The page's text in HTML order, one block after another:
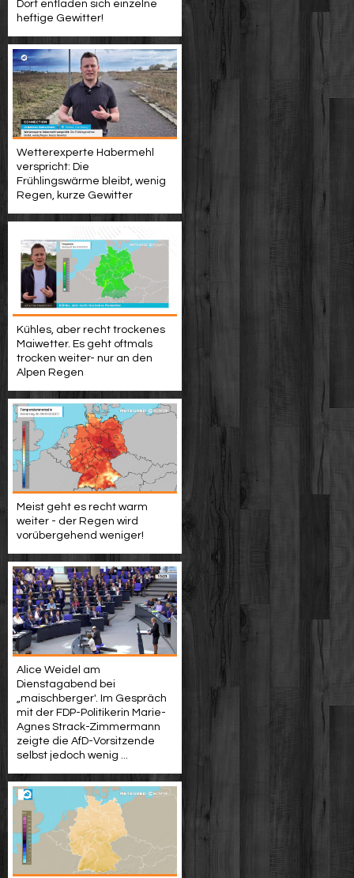
Dort entladen sich einzelne
heftige Gewitter!
Wetterexperte Habermehl
verspricht: Die
Frühlingswärme bleibt, wenig
Regen, kurze Gewitter
Kühles, aber recht trockenes
Maiwetter. Es geht oftmals
trocken weiter- nur an den
Alpen Regen
Meist geht es recht warm
weiter - der Regen wird
vorübergehend weniger!
Alice Weidel am
Dienstagabend bei
„maischberger'. Im Gespräch
mit der FDP-Politikerin Marie-
Agnes Strack-Zimmermann
zeigte die AfD-Vorsitzende
selbst jedoch wenig ...